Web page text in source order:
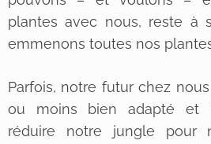
plantes avec nous, reste à
emmenons toutes nos
Parfois, notre futur chez
ou moins bien adapté et
réduire notre jungle pour